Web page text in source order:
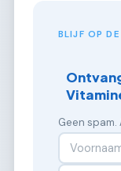
BLIJF OP
Geen